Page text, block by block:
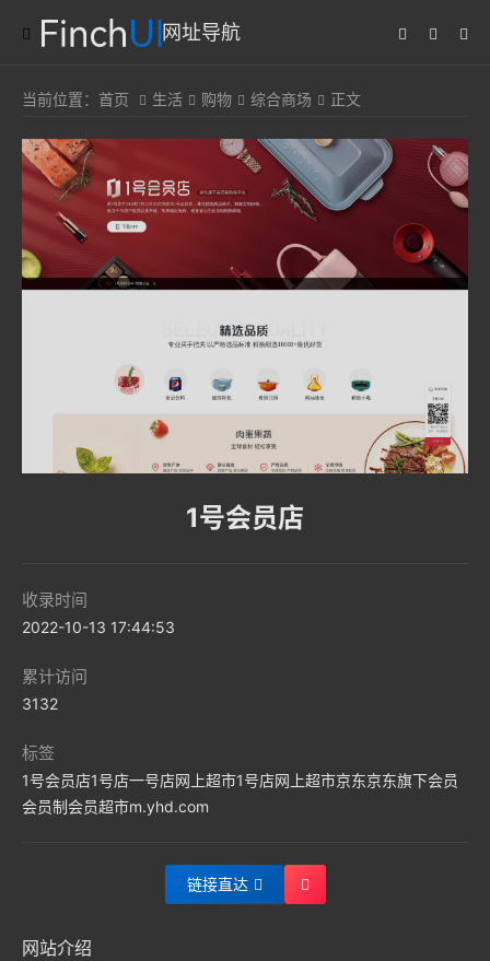
网址导航
当前位置： 首页 生活 购物 综合商场 正文
​1号会员店
收录时间
2022-10-13 17:44:53
累计访问
3132
标签
1号会员店1号店一号店网上超市1号店网上超市京东京东旗下会员
会员制会员超市m.yhd.com
链接直达
网站介绍